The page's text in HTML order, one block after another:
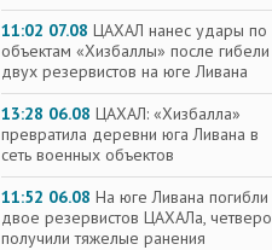
11:02 07.08 ЦАХАЛ нанес удары по
объектам «Хизбаллы» после гибели
двух резервистов на юге Ливана
13:28 06.08 ЦАХАЛ: «Хизбалла»
превратила деревни юга Ливана в
сеть военных объектов
11:52 06.08 На юге Ливана погибли
двое резервистов ЦАХАЛа, четверо
получили тяжелые ранения